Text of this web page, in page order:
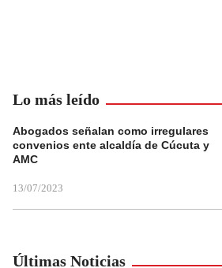
Lo más leído
Abogados señalan como irregulares
convenios ente alcaldía de Cúcuta y
AMC
13/07/2023
Últimas Noticias